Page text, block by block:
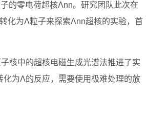
的零电荷超核Λnn。研究团队此次在
化为Λ粒子来探索Λnn超核的实验，首
核中的超核电磁生成光谱法推进了实
为Λ的反应，需要使用极难处理的放